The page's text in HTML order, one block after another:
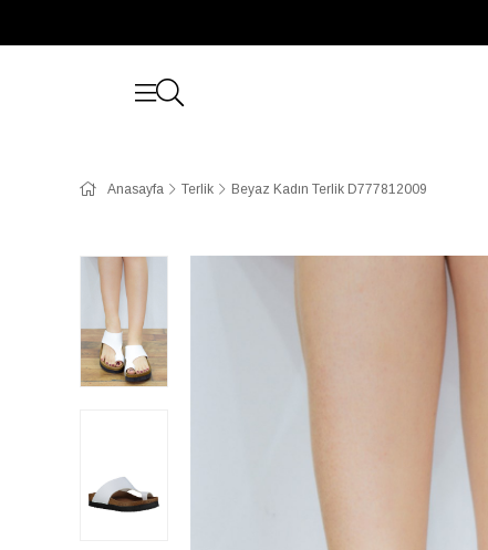
Anasayfa Terlik Beyaz Kadın Terlik D777812009